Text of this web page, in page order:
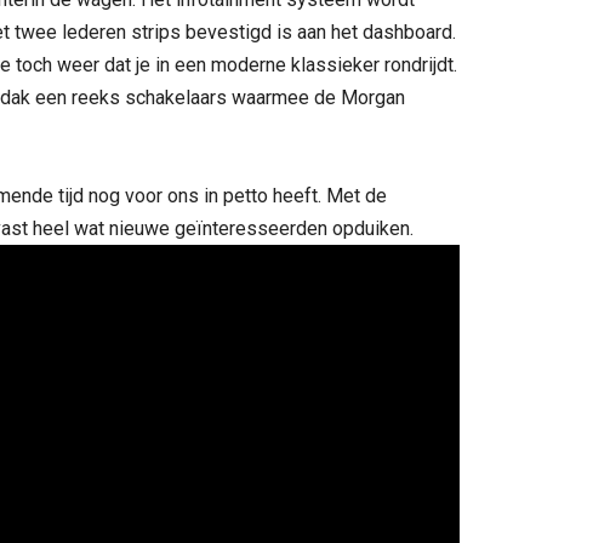
twee lederen strips bevestigd is aan het dashboard.
toch weer dat je in een moderne klassieker rondrijdt.
een reeks schakelaars waarmee de Morgan
tijd nog voor ons in petto heeft. Met de
heel wat nieuwe geïnteresseerden opduiken.